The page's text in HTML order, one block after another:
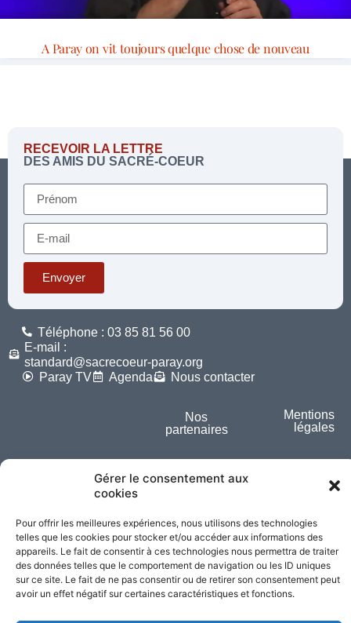
Gérer le consentement aux
cookies
Pour offrir les meilleures expériences, nous utilisons des technologies
telles que les cookies pour stocker et/ou accéder aux informations des
appareils. Le fait de consentir à ces technologies nous permettra de traiter
des données telles que le comportement de navigation ou les ID uniques
sur ce site. Le fait de ne pas consentir ou de retirer son consentement peut
avoir un effet négatif sur certaines caractéristiques et fonctions.
A Paray on vit toujours quelque chose de nouveau
RECEVOIR LA LETTRE
DES AMIS DU SACRÉ-COEUR
Envoyer
Téléphone : 03 85 81 56 00
E-mail :
standard@sacrecoeur-paray.org
Paray TV
Agenda Nous contacter
Nos
partenaires
Mentions
légales
Partagez cette page